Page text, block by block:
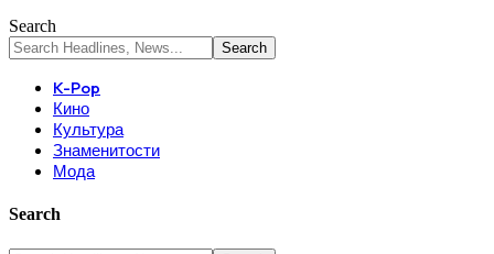
Search
K-Pop
Кино
Культура
Знаменитости
Мода
Search